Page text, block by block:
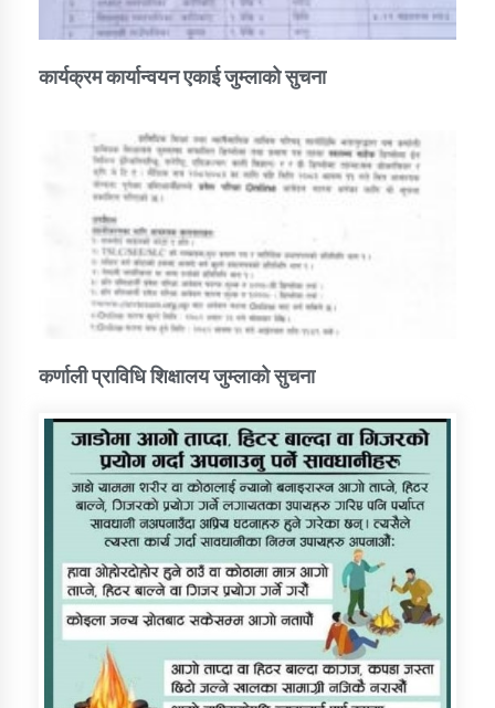
कार्यक्रम कार्यान्वयन एकाई जुम्लाको सुचना
कर्णाली प्राविधि शिक्षालय जुम्लाको सुचना